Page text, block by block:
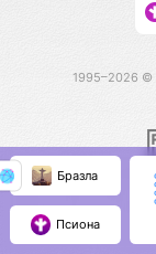
1995–2026 ©
Бразла
Псиона